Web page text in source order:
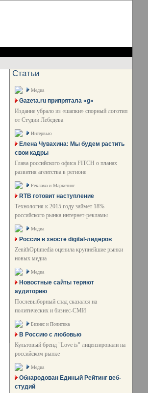
Статьи
Медиа
Gazeta.ru припрятала «g»
Издание убрало из «шапки» спорный логотип
от Студии Лебедева
Интервью
Елена Чувахина: Мы будем растить
свои кадры
Глава российского офиса FITCH о планах
развития агентства в регионе
Реклама и Маркетинг
RTB готовит наступление
Технология к 2015 году займет 18%
российского рынка интернет-рекламы
Медиа
Россия в хвосте digital-лидеров
ZenithOptimedia оценила крупнейшие рынки
новых медиа
Медиа
Новостные сайты теряют
аудиторию
Послевыборный спад сказался на
политических и бизнес-СМИ
Бизнес и Политика
В Россию с любовью
Культовый бренд "Love is" лицензировали на
российском рынке
Медиа
Обнародован Единый Рейтинг веб-
студий